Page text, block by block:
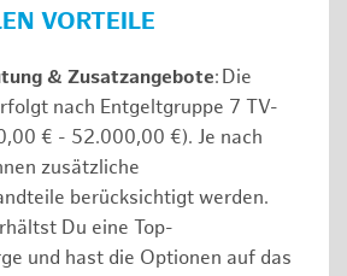
VORTEILE
& Zusatzangebote: Die
nach Entgeltgruppe 7 TV-
€ - 52.000,00 €). Je nach
zusätzliche
berücksichtigt werden.
Du eine Top-
und hast die Optionen auf das